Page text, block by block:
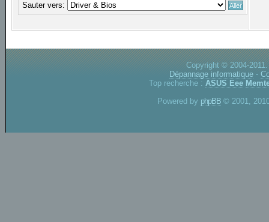
Sauter vers:
Copyright © 2004-
Dépannage informatique -
Top recherche : ASUS Eee
Powered by phpBB © 2001,